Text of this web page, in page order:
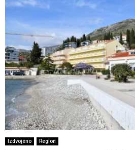
Izdvojeno Region